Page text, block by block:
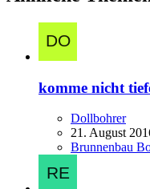
komme nicht
Dollbohrer
21. August
Brunnenbau